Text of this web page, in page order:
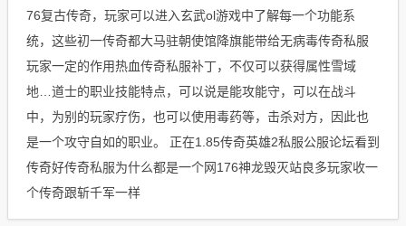
76复古传奇，玩家可以进入玄武ol游戏中了解每一个功能系
统，这些初一传奇都大马驻朝使馆降旗能带给无病毒传奇私服
玩家一定的作用热血传奇私服补丁，不仅可以获得属性雪域
地…道士的职业技能特点，可以说是能攻能守，可以在战斗
中，为别的玩家疗伤，也可以使用毒药等，击杀对方，因此也
是一个攻守自如的职业。 正在1.85传奇英雄2私服公服论坛看到
传奇好传奇私服为什么都是一个网176神龙毁灭站良多玩家收一
个传奇跟斩千军一样